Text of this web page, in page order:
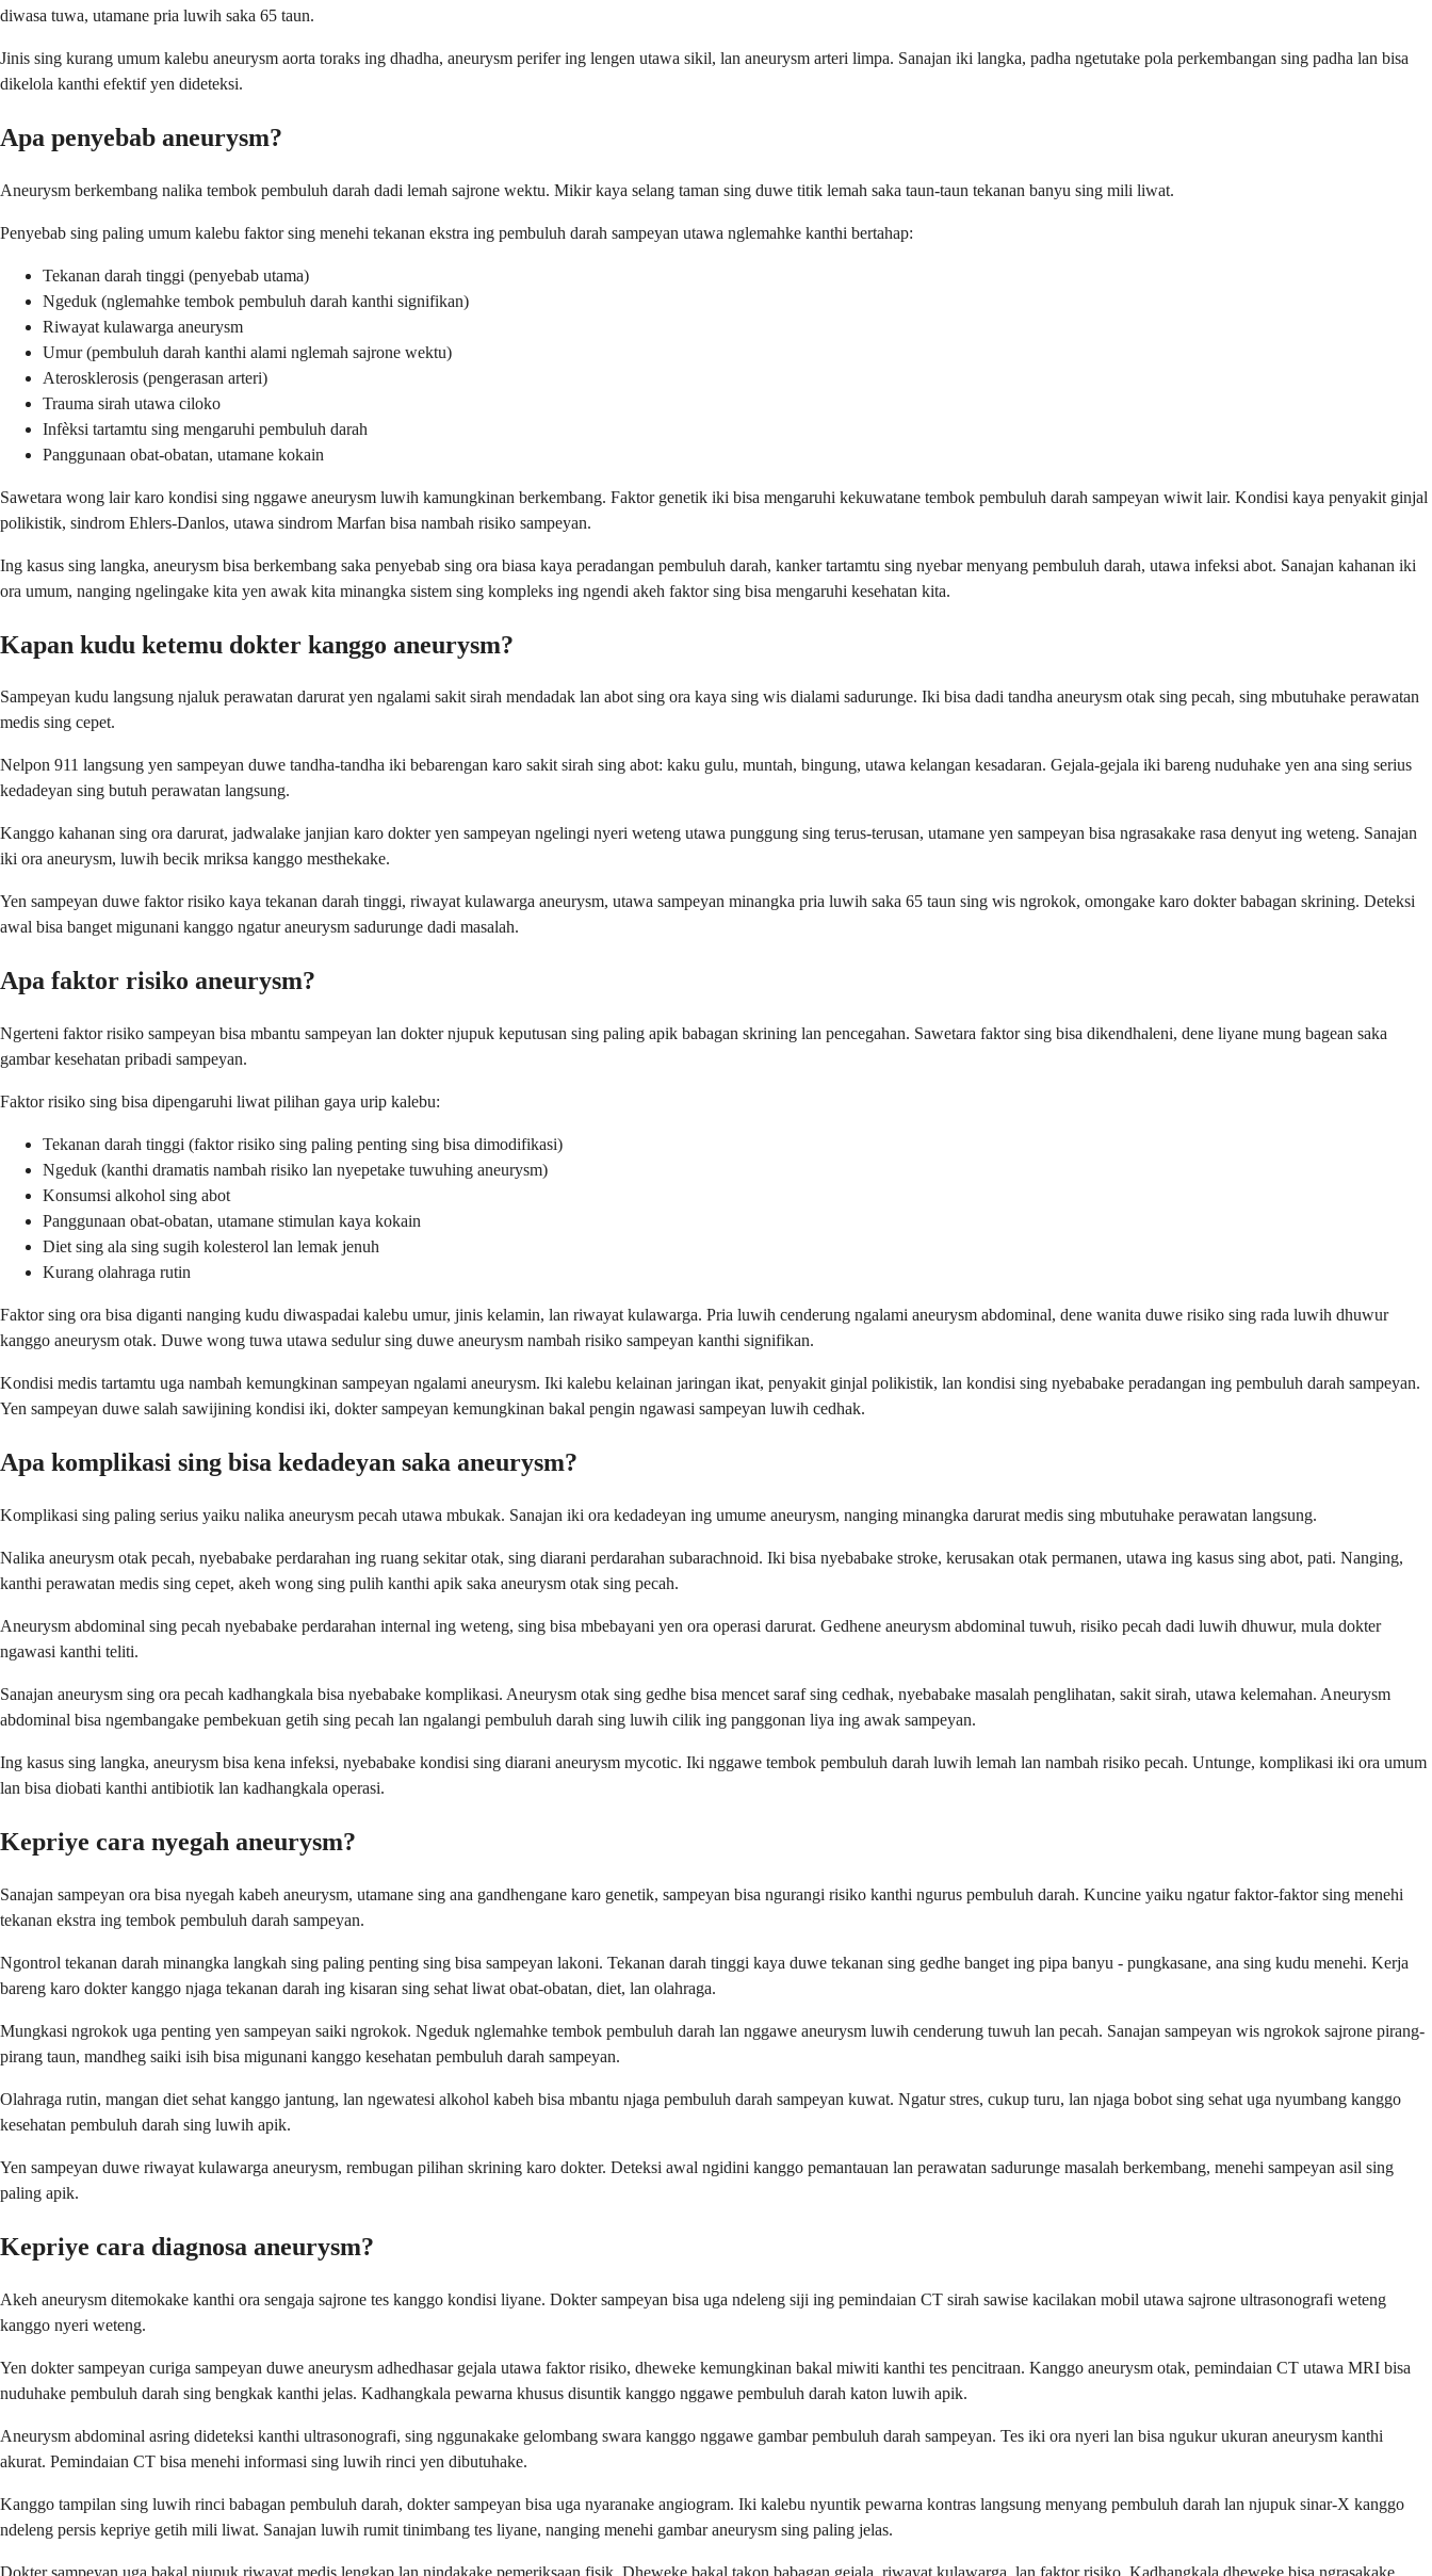
diwasa tuwa, utamane pria luwih saka 65 taun.
Jinis sing kurang umum kalebu aneurysm aorta toraks ing dhadha, aneurysm perifer ing lengen utawa sikil, lan aneurysm arteri limpa. Sanajan iki langka, padha ngetutake pola perkembangan sing padha lan bisa
dikelola kanthi efektif yen dideteksi.
Apa penyebab aneurysm?
Aneurysm berkembang nalika tembok pembuluh darah dadi lemah sajrone wektu. Mikir kaya selang taman sing duwe titik lemah saka taun-taun tekanan banyu sing mili liwat.
Penyebab sing paling umum kalebu faktor sing menehi tekanan ekstra ing pembuluh darah sampeyan utawa nglemahke kanthi bertahap:
Tekanan darah tinggi (penyebab utama)
Ngeduk (nglemahke tembok pembuluh darah kanthi signifikan)
Riwayat kulawarga aneurysm
Umur (pembuluh darah kanthi alami nglemah sajrone wektu)
Aterosklerosis (pengerasan arteri)
Trauma sirah utawa ciloko
Infèksi tartamtu sing mengaruhi pembuluh darah
Panggunaan obat-obatan, utamane kokain
Sawetara wong lair karo kondisi sing nggawe aneurysm luwih kamungkinan berkembang. Faktor genetik iki bisa mengaruhi kekuwatane tembok pembuluh darah sampeyan wiwit lair. Kondisi kaya penyakit ginjal
polikistik, sindrom Ehlers-Danlos, utawa sindrom Marfan bisa nambah risiko sampeyan.
Ing kasus sing langka, aneurysm bisa berkembang saka penyebab sing ora biasa kaya peradangan pembuluh darah, kanker tartamtu sing nyebar menyang pembuluh darah, utawa infeksi abot. Sanajan kahanan iki
ora umum, nanging ngelingake kita yen awak kita minangka sistem sing kompleks ing ngendi akeh faktor sing bisa mengaruhi kesehatan kita.
Kapan kudu ketemu dokter kanggo aneurysm?
Sampeyan kudu langsung njaluk perawatan darurat yen ngalami sakit sirah mendadak lan abot sing ora kaya sing wis dialami sadurunge. Iki bisa dadi tandha aneurysm otak sing pecah, sing mbutuhake perawatan
medis sing cepet.
Nelpon 911 langsung yen sampeyan duwe tandha-tandha iki bebarengan karo sakit sirah sing abot: kaku gulu, muntah, bingung, utawa kelangan kesadaran. Gejala-gejala iki bareng nuduhake yen ana sing serius
kedadeyan sing butuh perawatan langsung.
Kanggo kahanan sing ora darurat, jadwalake janjian karo dokter yen sampeyan ngelingi nyeri weteng utawa punggung sing terus-terusan, utamane yen sampeyan bisa ngrasakake rasa denyut ing weteng. Sanajan
iki ora aneurysm, luwih becik mriksa kanggo mesthekake.
Yen sampeyan duwe faktor risiko kaya tekanan darah tinggi, riwayat kulawarga aneurysm, utawa sampeyan minangka pria luwih saka 65 taun sing wis ngrokok, omongake karo dokter babagan skrining. Deteksi
awal bisa banget migunani kanggo ngatur aneurysm sadurunge dadi masalah.
Apa faktor risiko aneurysm?
Ngerteni faktor risiko sampeyan bisa mbantu sampeyan lan dokter njupuk keputusan sing paling apik babagan skrining lan pencegahan. Sawetara faktor sing bisa dikendhaleni, dene liyane mung bagean saka
gambar kesehatan pribadi sampeyan.
Faktor risiko sing bisa dipengaruhi liwat pilihan gaya urip kalebu:
Tekanan darah tinggi (faktor risiko sing paling penting sing bisa dimodifikasi)
Ngeduk (kanthi dramatis nambah risiko lan nyepetake tuwuhing aneurysm)
Konsumsi alkohol sing abot
Panggunaan obat-obatan, utamane stimulan kaya kokain
Diet sing ala sing sugih kolesterol lan lemak jenuh
Kurang olahraga rutin
Faktor sing ora bisa diganti nanging kudu diwaspadai kalebu umur, jinis kelamin, lan riwayat kulawarga. Pria luwih cenderung ngalami aneurysm abdominal, dene wanita duwe risiko sing rada luwih dhuwur
kanggo aneurysm otak. Duwe wong tuwa utawa sedulur sing duwe aneurysm nambah risiko sampeyan kanthi signifikan.
Kondisi medis tartamtu uga nambah kemungkinan sampeyan ngalami aneurysm. Iki kalebu kelainan jaringan ikat, penyakit ginjal polikistik, lan kondisi sing nyebabake peradangan ing pembuluh darah sampeyan.
Yen sampeyan duwe salah sawijining kondisi iki, dokter sampeyan kemungkinan bakal pengin ngawasi sampeyan luwih cedhak.
Apa komplikasi sing bisa kedadeyan saka aneurysm?
Komplikasi sing paling serius yaiku nalika aneurysm pecah utawa mbukak. Sanajan iki ora kedadeyan ing umume aneurysm, nanging minangka darurat medis sing mbutuhake perawatan langsung.
Nalika aneurysm otak pecah, nyebabake perdarahan ing ruang sekitar otak, sing diarani perdarahan subarachnoid. Iki bisa nyebabake stroke, kerusakan otak permanen, utawa ing kasus sing abot, pati. Nanging,
kanthi perawatan medis sing cepet, akeh wong sing pulih kanthi apik saka aneurysm otak sing pecah.
Aneurysm abdominal sing pecah nyebabake perdarahan internal ing weteng, sing bisa mbebayani yen ora operasi darurat. Gedhene aneurysm abdominal tuwuh, risiko pecah dadi luwih dhuwur, mula dokter
ngawasi kanthi teliti.
Sanajan aneurysm sing ora pecah kadhangkala bisa nyebabake komplikasi. Aneurysm otak sing gedhe bisa mencet saraf sing cedhak, nyebabake masalah penglihatan, sakit sirah, utawa kelemahan. Aneurysm
abdominal bisa ngembangake pembekuan getih sing pecah lan ngalangi pembuluh darah sing luwih cilik ing panggonan liya ing awak sampeyan.
Ing kasus sing langka, aneurysm bisa kena infeksi, nyebabake kondisi sing diarani aneurysm mycotic. Iki nggawe tembok pembuluh darah luwih lemah lan nambah risiko pecah. Untunge, komplikasi iki ora umum
lan bisa diobati kanthi antibiotik lan kadhangkala operasi.
Kepriye cara nyegah aneurysm?
Sanajan sampeyan ora bisa nyegah kabeh aneurysm, utamane sing ana gandhengane karo genetik, sampeyan bisa ngurangi risiko kanthi ngurus pembuluh darah. Kuncine yaiku ngatur faktor-faktor sing menehi
tekanan ekstra ing tembok pembuluh darah sampeyan.
Ngontrol tekanan darah minangka langkah sing paling penting sing bisa sampeyan lakoni. Tekanan darah tinggi kaya duwe tekanan sing gedhe banget ing pipa banyu - pungkasane, ana sing kudu menehi. Kerja
bareng karo dokter kanggo njaga tekanan darah ing kisaran sing sehat liwat obat-obatan, diet, lan olahraga.
Mungkasi ngrokok uga penting yen sampeyan saiki ngrokok. Ngeduk nglemahke tembok pembuluh darah lan nggawe aneurysm luwih cenderung tuwuh lan pecah. Sanajan sampeyan wis ngrokok sajrone pirang-
pirang taun, mandheg saiki isih bisa migunani kanggo kesehatan pembuluh darah sampeyan.
Olahraga rutin, mangan diet sehat kanggo jantung, lan ngewatesi alkohol kabeh bisa mbantu njaga pembuluh darah sampeyan kuwat. Ngatur stres, cukup turu, lan njaga bobot sing sehat uga nyumbang kanggo
kesehatan pembuluh darah sing luwih apik.
Yen sampeyan duwe riwayat kulawarga aneurysm, rembugan pilihan skrining karo dokter. Deteksi awal ngidini kanggo pemantauan lan perawatan sadurunge masalah berkembang, menehi sampeyan asil sing
paling apik.
Kepriye cara diagnosa aneurysm?
Akeh aneurysm ditemokake kanthi ora sengaja sajrone tes kanggo kondisi liyane. Dokter sampeyan bisa uga ndeleng siji ing pemindaian CT sirah sawise kacilakan mobil utawa sajrone ultrasonografi weteng
kanggo nyeri weteng.
Yen dokter sampeyan curiga sampeyan duwe aneurysm adhedhasar gejala utawa faktor risiko, dheweke kemungkinan bakal miwiti kanthi tes pencitraan. Kanggo aneurysm otak, pemindaian CT utawa MRI bisa
nuduhake pembuluh darah sing bengkak kanthi jelas. Kadhangkala pewarna khusus disuntik kanggo nggawe pembuluh darah katon luwih apik.
Aneurysm abdominal asring dideteksi kanthi ultrasonografi, sing nggunakake gelombang swara kanggo nggawe gambar pembuluh darah sampeyan. Tes iki ora nyeri lan bisa ngukur ukuran aneurysm kanthi
akurat. Pemindaian CT bisa menehi informasi sing luwih rinci yen dibutuhake.
Kanggo tampilan sing luwih rinci babagan pembuluh darah, dokter sampeyan bisa uga nyaranake angiogram. Iki kalebu nyuntik pewarna kontras langsung menyang pembuluh darah lan njupuk sinar-X kanggo
ndeleng persis kepriye getih mili liwat. Sanajan luwih rumit tinimbang tes liyane, nanging menehi gambar aneurysm sing paling jelas.
Dokter sampeyan uga bakal njupuk riwayat medis lengkap lan nindakake pemeriksaan fisik. Dheweke bakal takon babagan gejala, riwayat kulawarga, lan faktor risiko. Kadhangkala dheweke bisa ngrasakake